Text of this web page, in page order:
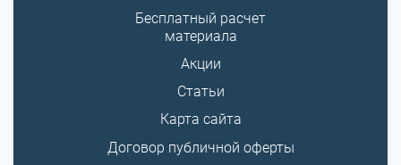
Бесплатный расчет
материала
Акции
Статьи
Карта сайта
Договор публичной оферты